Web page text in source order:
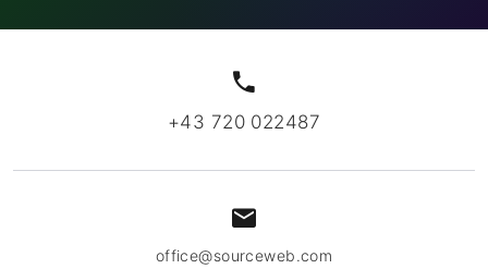
+43 720 022487
office@sourceweb.com